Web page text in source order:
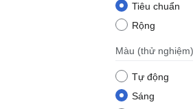
Tiêu chuẩn
Rộng
Màu (thử nghiệm)
Tự động
Sáng